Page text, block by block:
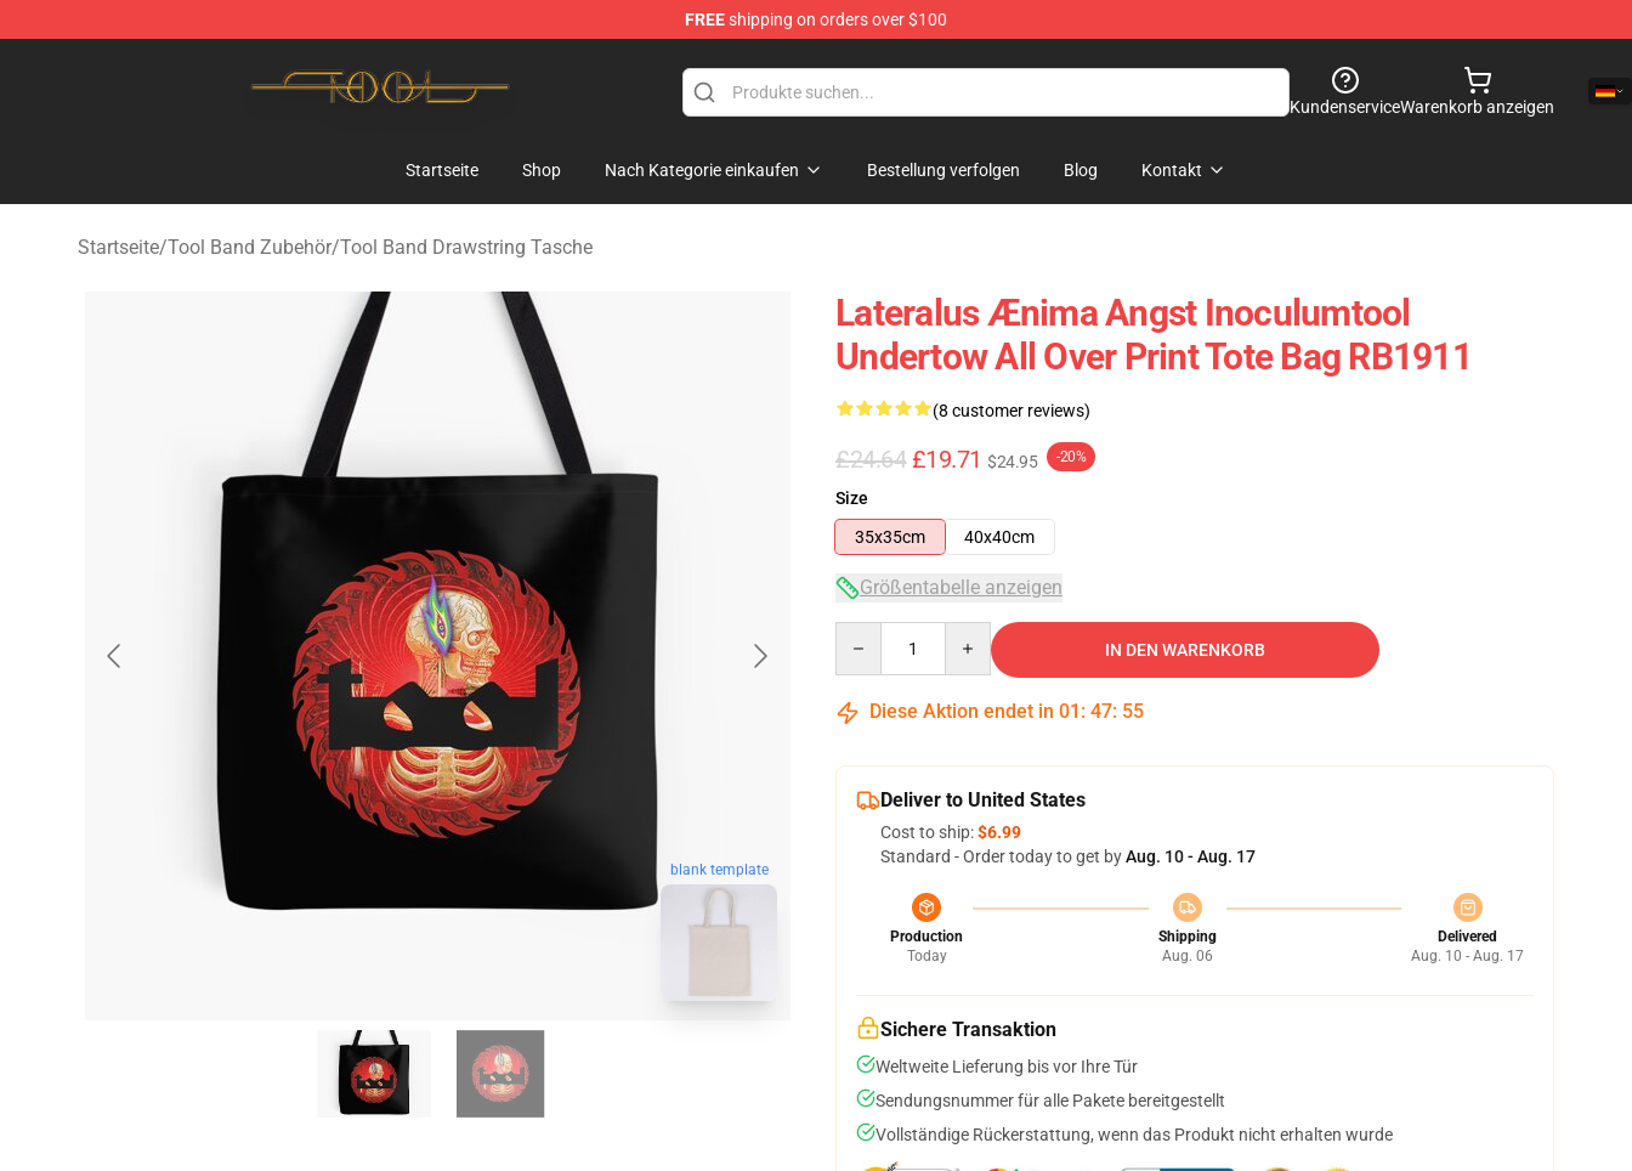
FREEshipping on orders over $100
KundenserviceWarenkorb anzeigen
Startseite Shop Nach Kategorie einkaufen Bestellung verfolgen Blog Kontakt
Startseite/Tool Band Zubehör/Tool Band Drawstring Tasche
blank template
Lateralus Ænima Angst Inoculumtool
Undertow All Over Print Tote Bag RB1911
(8 customer reviews)
£24.64 £19.71 $24.95 -20%
Size
35x35cm
40x40cm
Größentabelle anzeigen
IN DEN WARENKORB
Diese Aktion endet in 01 : 47: 54
Deliver to United States
Cost to ship:$6.99
Standard - Order today to get byAug. 10 - Aug. 17
Production
Today
Shipping
Aug. 06
Delivered
Aug. 10 - Aug. 17
Sichere Transaktion
Weltweite Lieferung bis vor Ihre Tür
Sendungsnummer für alle Pakete bereitgestellt
Vollständige Rückerstattung, wenn das Produkt nicht erhalten wurde